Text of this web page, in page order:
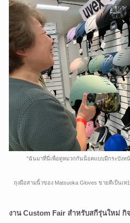
"ฉันมาที่นี่เพื่อดูหมวกกันน็อคแบบมีกระบังห
ถุงมือสามนิ้วของ Matsuoka Gloves ขายดีเป็นเ
งาน Custom Fair สำหรับสกีรุ่นใหม่ กิ